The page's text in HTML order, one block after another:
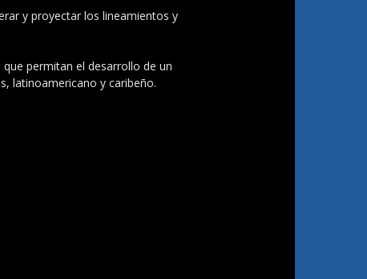
y proyectar los lineamientos y
permitan el desarrollo de un
latinoamericano y caribeño.